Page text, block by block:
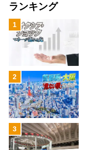
ランキング
1
2
3